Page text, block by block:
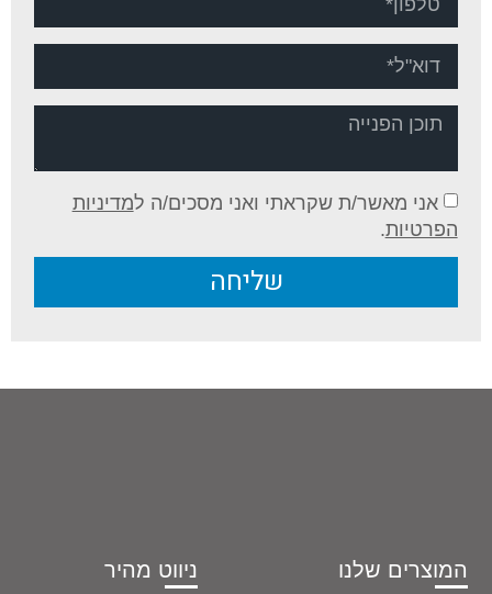
אני מאשר/ת שקראתי ואני מסכים/ה למדיניות
הפרטיות.
שליחה
ניווט מהיר המוצרים שלנו